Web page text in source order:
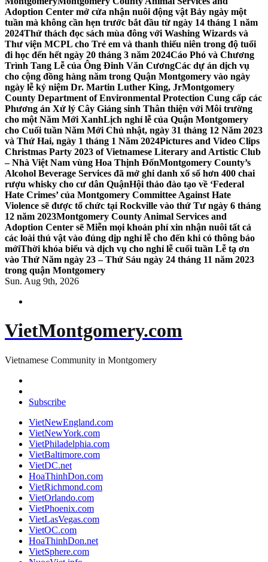
Adoption Center mở cửa nhận nuôi động vật Bảy ngày một
tuần mà không cần hẹn trước bắt đầu từ ngày 14 tháng 1 năm
2024Thử thách đọc sách mùa đông với Washing Wizards và
Thư viện MCPL cho Trẻ em và thanh thiếu niên trong độ tuổi
đi học đến hết ngày 20 tháng 3 năm 2024Cáo Phó và Chương
Trình Tang Lễ của Ông Đinh Văn CươngCác dự án dịch vụ
cho cộng đồng hàng năm trong Quận Montgomery vào ngày
ngày lễ kỷ niệm Dr. Martin Luther King, JrMontgomery
County Department of Environmental Protection Cung cấp các
Phương án Xử lý Cây Giáng sinh Thân thiện với Môi trường
cho một Năm Mới XanhLịch nghỉ lễ của Quận Montgomery
cho Cuối tuần Năm Mới Chủ nhật, ngày 31 tháng 12 Năm 2023
và Thứ Hai, ngày 1 tháng 1 Năm 2024Pictures and Video Clips
Christmas Party 2023 of Vietnamese Literary and Artistic Club
– Nhà Việt Nam vùng Hoa Thịnh ĐốnMontgomery County’s
Alcohol Beverage Services đã mở ghi danh xổ số hơn 400 chai
rượu whisky cho cư dân QuậnHội thảo đào tạo về ‘Federal
Hate Crimes’ của Montgomery Committee Against Hate
Violence sẽ được tổ chức tại Rockville vào thứ Tư ngày 6 tháng
12 năm 2023Montgomery County Animal Services and
Adoption Center sẽ Miễn mọi khoản phí xin nhận nuôi tất cả
các loài thú vật vào đúng dịp nghỉ lễ cho đến khi có thông báo
mớiThời khóa biểu và dịch vụ cho nghỉ lễ cuối tuần Lễ tạ ơn
vào Thứ Năm ngày 23 – Thứ Sáu ngày 24 tháng 11 năm 2023
trong quận Montgomery
Sun. Aug 9th, 2026
VietMontgomery.com
Vietnamese Community in Montgomery
Subscribe
VietNewEngland.com
VietNewYork.com
VietPhiladelphia.com
VietBaltimore.com
VietDC.net
HoaThinhDon.com
VietRichmond.com
VietOrlando.com
VietPhoenix.com
VietLasVegas.com
VietOC.com
HoaThinhDon.net
VietSphere.com